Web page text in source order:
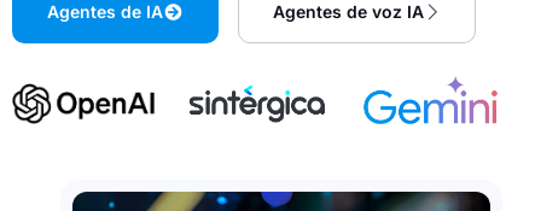
Agentes de IA Agentes de voz IA